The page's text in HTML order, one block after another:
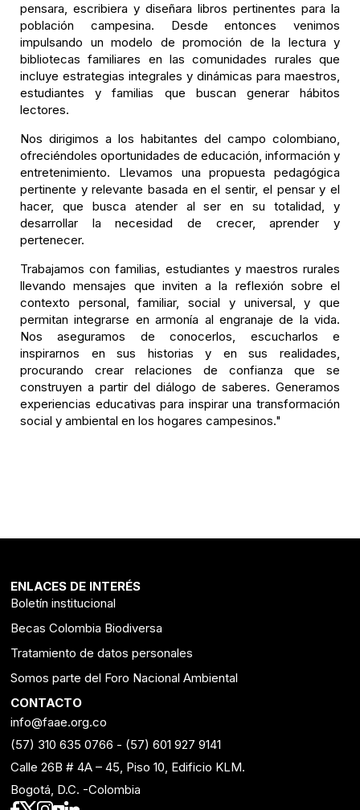
pensara, escribiera y diseñara libros pertinentes para la
población campesina. Desde entonces venimos
impulsando un modelo de promoción de la lectura y
bibliotecas familiares en las comunidades rurales que
incluye estrategias integrales y dinámicas para maestros,
estudiantes y familias que buscan generar hábitos
lectores.
Nos dirigimos a los habitantes del campo colombiano,
ofreciéndoles oportunidades de educación, información y
entretenimiento. Llevamos una propuesta pedagógica
pertinente y relevante basada en el sentir, el pensar y el
hacer, que busca atender al ser en su totalidad, y
desarrollar la necesidad de crecer, aprender y
pertenecer.
Trabajamos con familias, estudiantes y maestros rurales
llevando mensajes que inviten a la reflexión sobre el
contexto personal, familiar, social y universal, y que
permitan integrarse en armonía al engranaje de la vida.
Nos aseguramos de conocerlos, escucharlos e
inspirarnos en sus historias y en sus realidades,
procurando crear relaciones de confianza que se
construyen a partir del diálogo de saberes. Generamos
experiencias educativas para inspirar una transformación
social y ambiental en los hogares campesinos."
ENLACES DE INTERÉS
Boletín institucional
Becas Colombia Biodiversa
Tratamiento de datos personales
Somos parte del Foro Nacional Ambiental
CONTACTO
info@faae.org.co
(57) 310 635 0766 - (57) 601 927 9141
Calle 26B # 4A – 45, Piso 10, Edificio KLM.
Bogotá, D.C. -Colombia